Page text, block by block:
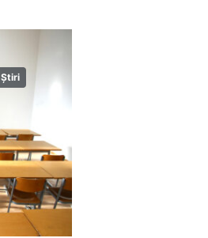
Știri